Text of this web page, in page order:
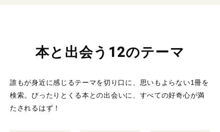
本と出会う12のテーマ
誰もが身近に感じるテーマを切り口に、思いもよらない1冊を
検索。 ぴったりとくる本との出会いに、すべての好奇心が満
たされるはず！